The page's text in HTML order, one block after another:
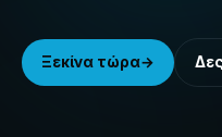
Ξεκίνα τώρα→